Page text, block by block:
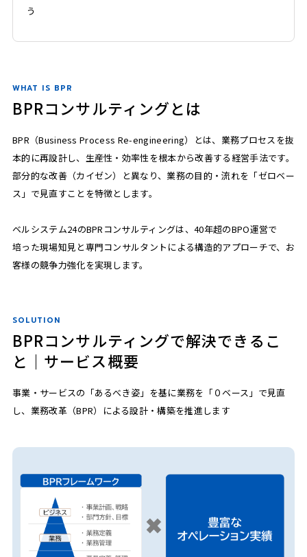
う
WHAT IS BPR
BPRコンサルティングとは
BPR（Business Process Re-engineering）とは、業務プロセスを抜
本的に再設計し、生産性・効率性を根本から改善する経営手法です。
部分的な改善（カイゼン）と異なり、業務の目的・流れを「ゼロベー
ス」で見直すことを特徴とします。
ベルシステム24のBPRコンサルティングは、40年超のBPO運営で
培った現場知見と専門コンサルタントによる構造的アプローチで、お
客様の競争力強化を実現します。
SOLUTION
BPRコンサルティングで解決できるこ
と｜サービス概要
事業・サービスの「あるべき姿」を基に業務を「０ベース」で見直
し、 業務改革（BPR） による設計・構築を推進します